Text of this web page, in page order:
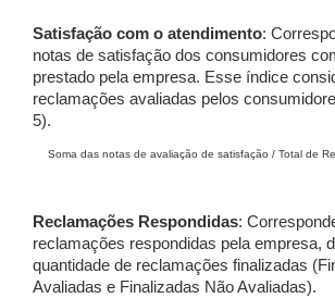
Satisfação com o atendimento:
notas de satisfação dos consumidores
prestado pela empresa. Esse índice
reclamações avaliadas pelos
5).
Soma das notas de avaliação de satisfação / Total de
Reclamações Respondidas:
reclamações respondidas pela empresa,
quantidade de reclamações finalizadas
Avaliadas e Finalizadas Não Avaliadas).